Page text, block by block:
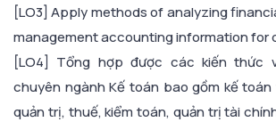
[LO3] Apply methods of analyzing
management accounting information for
[LO4] Tổng hợp được các kiến thức
chuyên ngành Kế toán bao gồm kế
quản trị, thuế, kiểm toán, quản trị tài